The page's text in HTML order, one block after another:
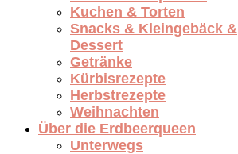
Kuchen & Torten
Snacks & Kleingebäck &
Dessert
Getränke
Kürbisrezepte
Herbstrezepte
Weihnachten
Über die Erdbeerqueen
Unterwegs